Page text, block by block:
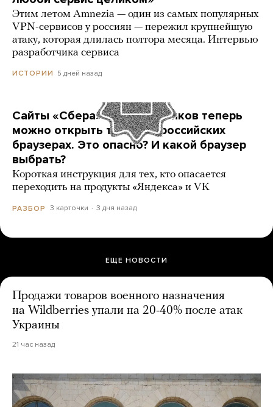
Этим летом Amnezia — один из самых популярных
VPN-сервисов у россиян — пережил крупнейшую
атаку, которая длилась полтора месяца. Интервью
разработчика сервиса
ИСТОРИИ 5 дней назад
Сайты «Сбера» и других банков теперь
можно открыть только в российских
браузерах. Это опасно? И какой браузер
выбрать?
Короткая инструкция для тех, кто опасается
переходить на продукты «Яндекса» и VK
РАЗБОР 3 карточки 3 дня назад
ЕЩЕ НОВОСТИ
Продажи товаров военного назначения
на Wildberries упали на 20-40% после атак
Украины
21 час назад